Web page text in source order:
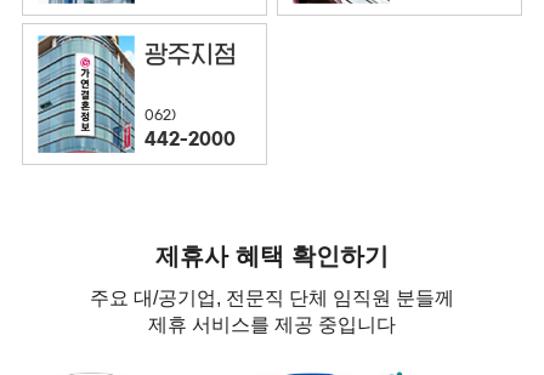
광주지점
062)
442-2000
제휴사 혜택 확인하기
주요 대/공기업, 전문직 단체 임직원 분들께
제휴 서비스를 제공 중입니다